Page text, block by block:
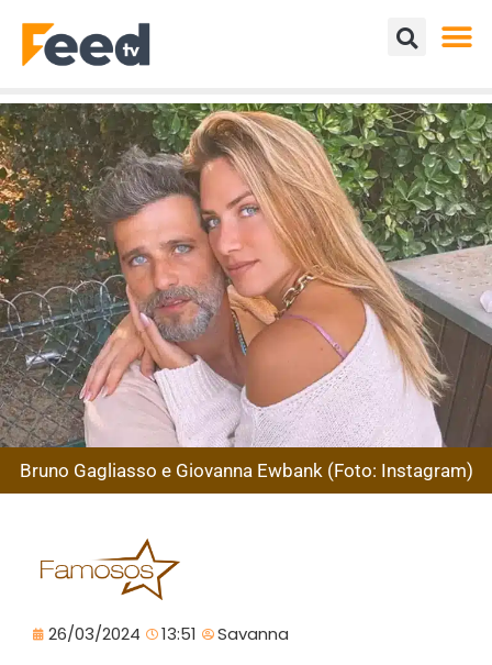
Bruno Gagliasso e Giovanna Ewbank (Foto: Instagram)
26/03/2024 13:51 Savanna